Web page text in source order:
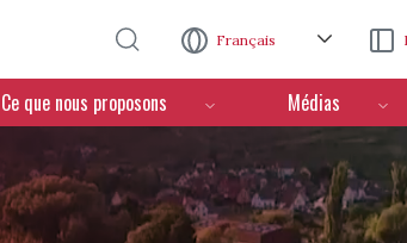
Français
Ce que nous proposons Médias